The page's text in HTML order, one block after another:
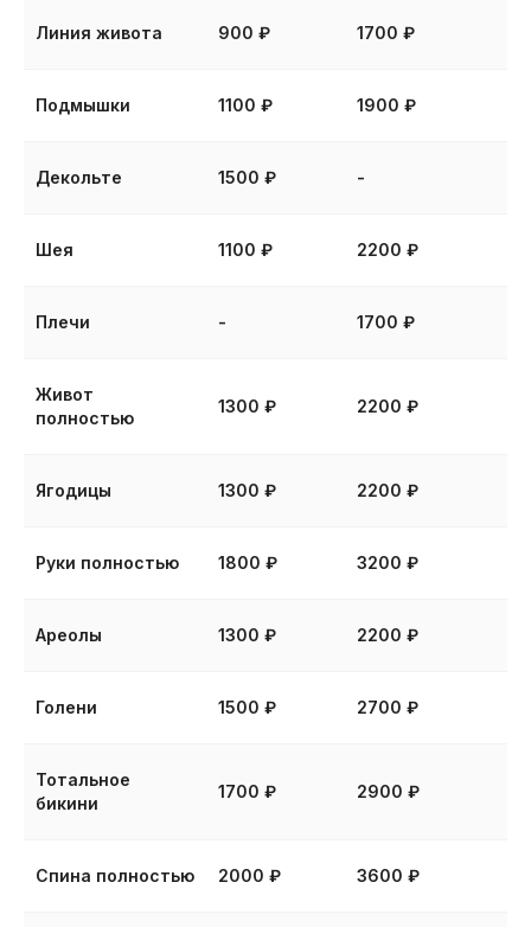
Линия живота 900 ₽ 1700 ₽
Подмышки 1100 ₽ 1900 ₽
Декольте 1500 ₽ -
Шея 1100 ₽ 2200 ₽
Плечи - 1700 ₽
Живот
полностью
1300 ₽ 2200 ₽
Ягодицы 1300 ₽ 2200 ₽
Руки полностью 1800 ₽ 3200 ₽
Ареолы 1300 ₽ 2200 ₽
Голени 1500 ₽ 2700 ₽
Тотальное
бикини
1700 ₽ 2900 ₽
Спина полностью 2000 ₽ 3600 ₽
порадует. Можно прописать любую
Благодарность
показатель качества